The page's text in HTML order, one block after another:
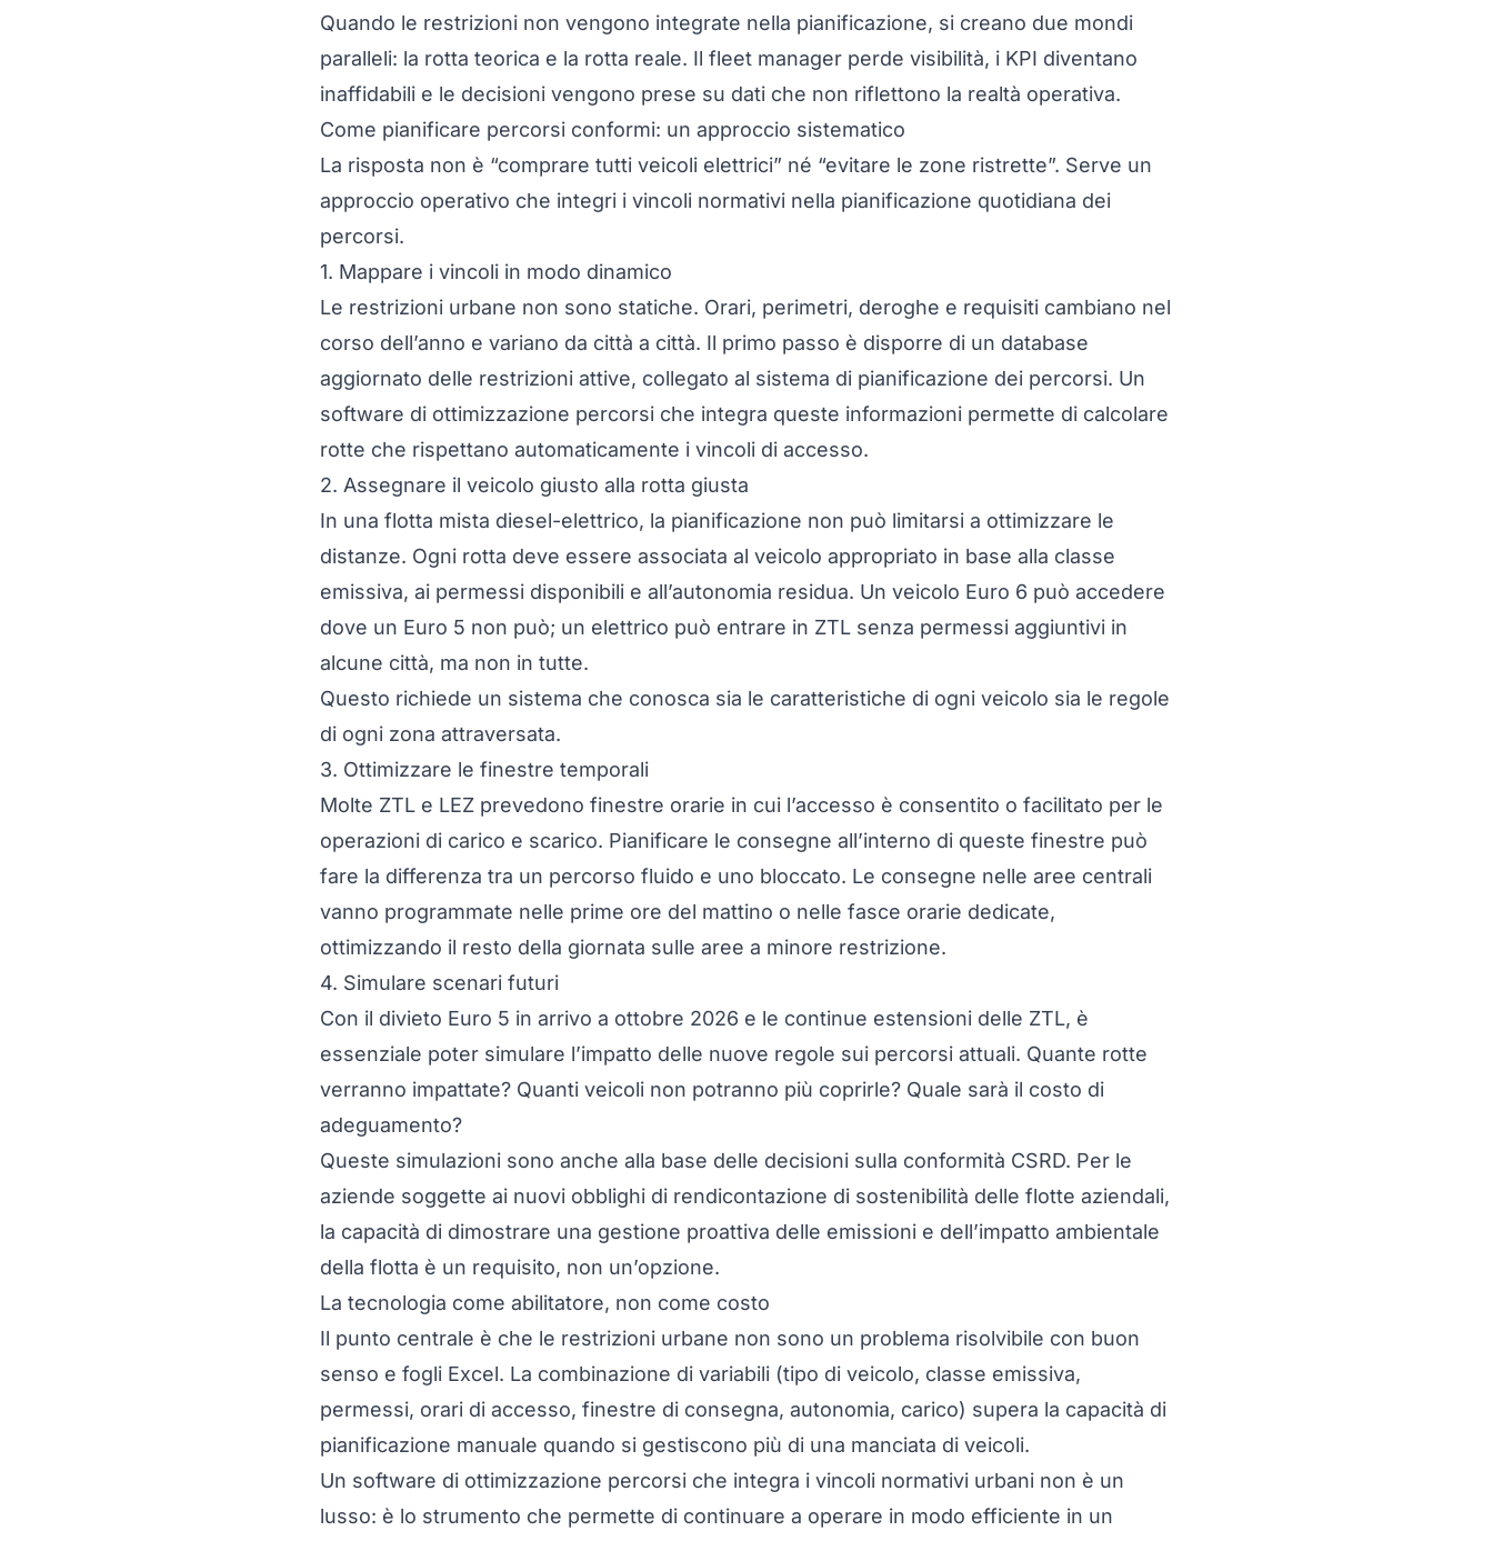
Quando le restrizioni non vengono integrate nella pianificazione, si creano due mondi
paralleli: la rotta teorica e la rotta reale. Il fleet manager perde visibilità, i KPI diventano
inaffidabili e le decisioni vengono prese su dati che non riflettono la realtà operativa.
Come pianificare percorsi conformi: un approccio sistematico
La risposta non è “comprare tutti veicoli elettrici” né “evitare le zone ristrette”. Serve un
approccio operativo che integri i vincoli normativi nella pianificazione quotidiana dei
percorsi.
1. Mappare i vincoli in modo dinamico
Le restrizioni urbane non sono statiche. Orari, perimetri, deroghe e requisiti cambiano nel
corso dell’anno e variano da città a città. Il primo passo è disporre di un database
aggiornato delle restrizioni attive, collegato al sistema di pianificazione dei percorsi. Un
software di ottimizzazione percorsi che integra queste informazioni permette di calcolare
rotte che rispettano automaticamente i vincoli di accesso.
2. Assegnare il veicolo giusto alla rotta giusta
In una flotta mista diesel-elettrico, la pianificazione non può limitarsi a ottimizzare le
distanze. Ogni rotta deve essere associata al veicolo appropriato in base alla classe
emissiva, ai permessi disponibili e all’autonomia residua. Un veicolo Euro 6 può accedere
dove un Euro 5 non può; un elettrico può entrare in ZTL senza permessi aggiuntivi in
alcune città, ma non in tutte.
Questo richiede un sistema che conosca sia le caratteristiche di ogni veicolo sia le regole
di ogni zona attraversata.
3. Ottimizzare le finestre temporali
Molte ZTL e LEZ prevedono finestre orarie in cui l’accesso è consentito o facilitato per le
operazioni di carico e scarico. Pianificare le consegne all’interno di queste finestre può
fare la differenza tra un percorso fluido e uno bloccato. Le consegne nelle aree centrali
vanno programmate nelle prime ore del mattino o nelle fasce orarie dedicate,
ottimizzando il resto della giornata sulle aree a minore restrizione.
4. Simulare scenari futuri
Con il divieto Euro 5 in arrivo a ottobre 2026 e le continue estensioni delle ZTL, è
essenziale poter simulare l’impatto delle nuove regole sui percorsi attuali. Quante rotte
verranno impattate? Quanti veicoli non potranno più coprirle? Quale sarà il costo di
adeguamento?
Queste simulazioni sono anche alla base delle decisioni sulla conformità CSRD. Per le
aziende soggette ai nuovi obblighi di rendicontazione di sostenibilità delle flotte aziendali,
la capacità di dimostrare una gestione proattiva delle emissioni e dell’impatto ambientale
della flotta è un requisito, non un’opzione.
La tecnologia come abilitatore, non come costo
Il punto centrale è che le restrizioni urbane non sono un problema risolvibile con buon
senso e fogli Excel. La combinazione di variabili (tipo di veicolo, classe emissiva,
permessi, orari di accesso, finestre di consegna, autonomia, carico) supera la capacità di
pianificazione manuale quando si gestiscono più di una manciata di veicoli.
Un software di ottimizzazione percorsi che integra i vincoli normativi urbani non è un
lusso: è lo strumento che permette di continuare a operare in modo efficiente in un